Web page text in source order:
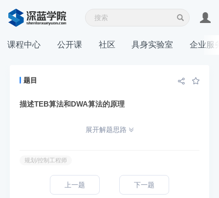
课程中心 公开课 社区 具身实验室 企业服
题目
描述TEB算法和DWA算法的原理
展开解题思路
规划/控制工程师
上一题 下一题